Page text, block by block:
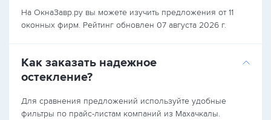
На ОкнаЗавр.ру вы можете изучить предложения от 11
оконных фирм. Рейтинг обновлен 07 августа 2026 г.
Как заказать надежное
остекление?
Для сравнения предложений используйте удобные
фильтры по прайс-листам компаний из Махачкалы.